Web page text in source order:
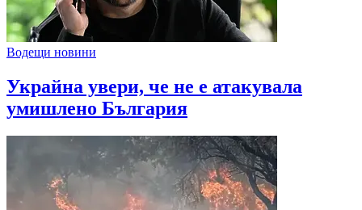
Водещи новини
Украйна увери, че не е атакувала
умишлено България